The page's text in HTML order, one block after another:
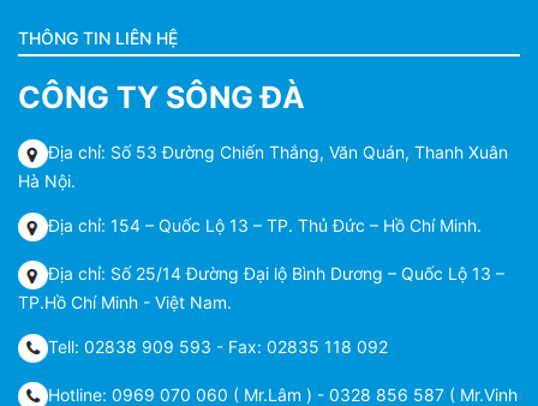
THÔNG TIN LIÊN HỆ
CÔNG TY SÔNG ĐÀ
Địa chỉ: Số 53 Đường Chiến Thắng, Văn Quán, Thanh Xuân
Hà Nội.
Địa chỉ: 154 – Quốc Lộ 13 – TP. Thủ Đức – Hồ Chí Minh.
Địa chỉ: Số 25/14 Đường Đại lộ Bình Dương – Quốc Lộ 13 –
TP.Hồ Chí Minh - Việt Nam.
Tell: 02838 909 593 - Fax: 02835 118 092
Hotline: 0969 070 060 ( Mr.Lâm ) - 0328 856 587 ( Mr.Vinh